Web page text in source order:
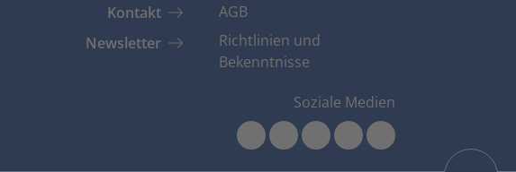
Kontakt
Newsletter
AGB
Richtlinien und
Bekenntnisse
Soziale Medien